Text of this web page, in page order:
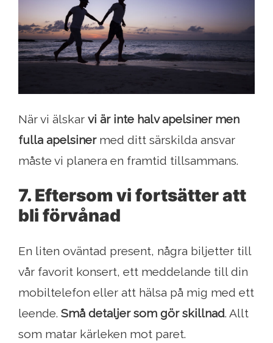
När vi älskar vi är inte halv apelsiner men
fulla apelsiner med ditt särskilda ansvar
måste vi planera en framtid tillsammans.
7. Eftersom vi fortsätter att
bli förvånad
En liten oväntad present, några biljetter till
vår favorit konsert, ett meddelande till din
mobiltelefon eller att hälsa på mig med ett
leende. Små detaljer som gör skillnad. Allt
som matar kärleken mot paret.